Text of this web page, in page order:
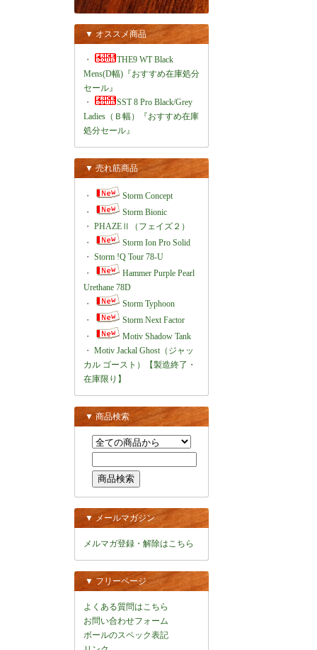
▼ オススメ商品
・
THE9 WT Black
Mens(D幅)『おすすめ在庫処分
セール』
・
SST 8 Pro Black/Grey
Ladies（Ｂ幅）『おすすめ在庫
処分セール』
▼ 売れ筋商品
・
Storm Concept
・
Storm Bionic
・ PHAZEⅡ（フェイズ２）
・
Storm Ion Pro Solid
・ Storm !Q Tour 78-U
・
Hammer Purple Pearl
Urethane 78D
・
Storm Typhoon
・
Storm Next Factor
・
Motiv Shadow Tank
・ Motiv Jackal Ghost（ジャッ
カル ゴースト）【製造終了・
在庫限り】
▼ 商品検索
▼ メールマガジン
メルマガ登録・解除はこちら
▼ フリーページ
よくある質問はこちら
お問い合わせフォーム
ボールのスペック表記